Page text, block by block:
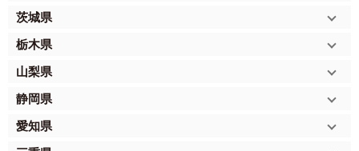
茨城県
栃木県
山梨県
静岡県
愛知県